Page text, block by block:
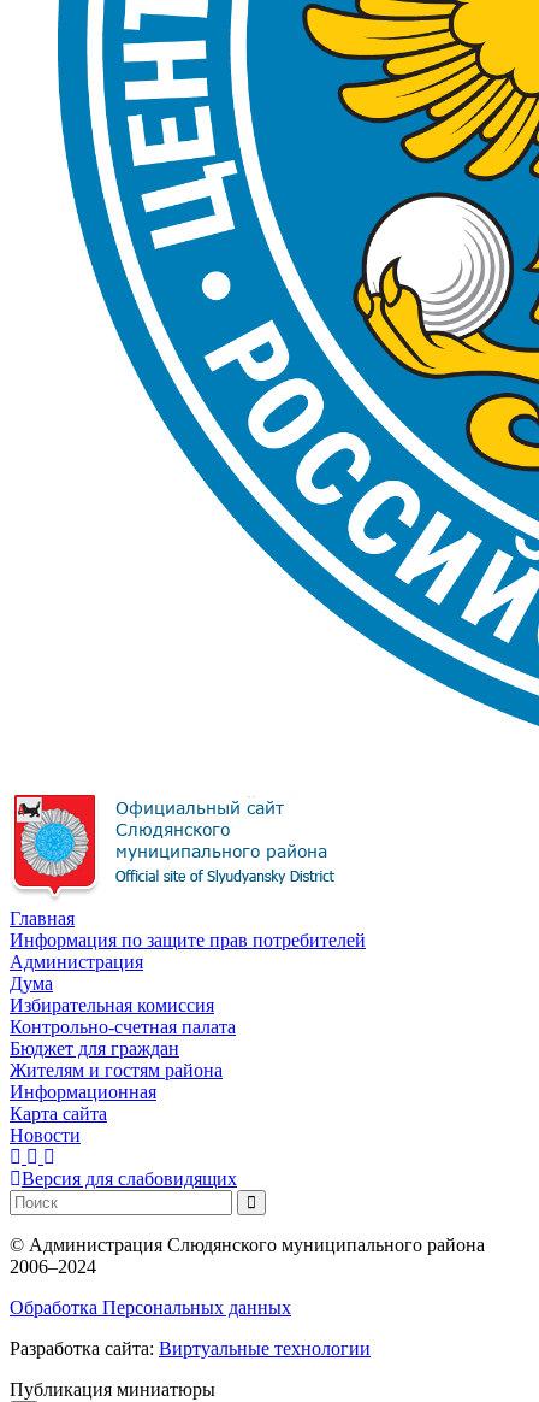
Главная
Информация по защите прав потребителей
Администрация
Дума
Избирательная комиссия
Контрольно-счетная палата
Бюджет для граждан
Жителям и гостям района
Информационная
Карта сайта
Новости
Версия для слабовидящих
© Администрация Слюдянского муниципального района
2006–2024
Обработка Персональных данных
Разработка сайта: Виртуальные технологии
Публикация миниатюры